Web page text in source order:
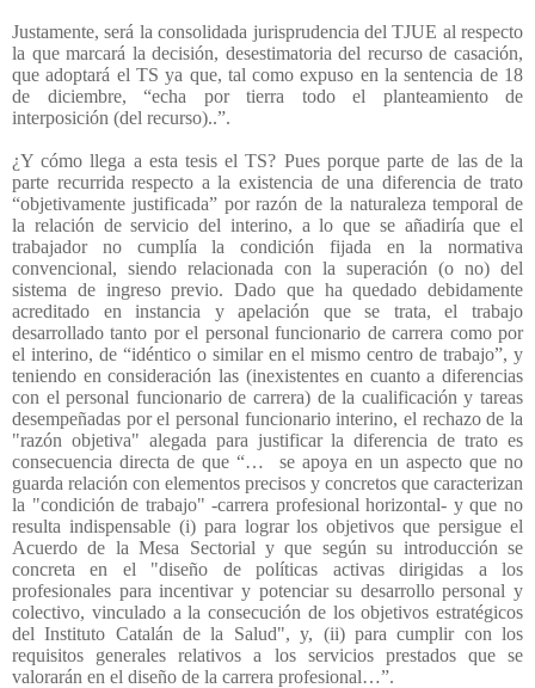
Justamente, será la consolidada jurisprudencia del TJUE al respecto
la que marcará la decisión, desestimatoria del recurso de casación,
que adoptará el TS ya que, tal como expuso en la sentencia de 18
de diciembre, “echa por tierra todo el planteamiento de
interposición (del recurso)..”.
¿Y cómo llega a esta tesis el TS? Pues porque parte de las de la
parte recurrida respecto a la existencia de una diferencia de trato
“objetivamente justificada” por razón de la naturaleza temporal de
la relación de servicio del interino, a lo que se añadiría que el
trabajador no cumplía la condición fijada en la normativa
convencional, siendo relacionada con la superación (o no) del
sistema de ingreso previo. Dado que ha quedado debidamente
acreditado en instancia y apelación que se trata, el trabajo
desarrollado tanto por el personal funcionario de carrera como por
el interino, de “idéntico o similar en el mismo centro de trabajo”, y
teniendo en consideración las (inexistentes en cuanto a diferencias
con el personal funcionario de carrera) de la cualificación y tareas
desempeñadas por el personal funcionario interino, el rechazo de la
"razón objetiva" alegada para justificar la diferencia de trato es
consecuencia directa de que “…
se apoya en un aspecto que no
guarda relación con elementos precisos y concretos que caracterizan
la "condición de trabajo" -carrera profesional horizontal- y que no
resulta indispensable (i) para lograr los objetivos que persigue el
Acuerdo de la Mesa Sectorial y que según su introducción se
concreta en el "diseño de políticas activas dirigidas a los
profesionales para incentivar y potenciar su desarrollo personal y
colectivo, vinculado a la consecución de los objetivos estratégicos
del Instituto Catalán de la Salud", y, (ii) para cumplir con los
requisitos generales relativos a los servicios prestados que se
valorarán en el diseño de la carrera profesional…”.